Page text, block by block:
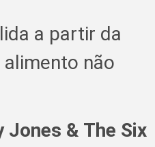
a partir da
não
Jones & The Six